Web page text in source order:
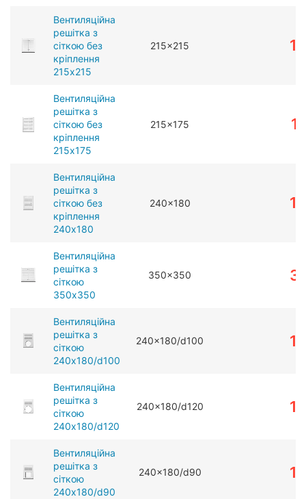
Вентиляційна
решітка з
сіткою без
кріплення
215x215
215x215
Вентиляційна
решітка з
сіткою без
кріплення
215x175
215x175
Вентиляційна
решітка з
сіткою без
кріплення
240x180
240x180
Вентиляційна
решітка з
сіткою
350x350
350x350
Вентиляційна
решітка з
сіткою
240x180/d100
240x180/d100
Вентиляційна
решітка з
сіткою
240x180/d120
240x180/d120
Вентиляційна
решітка з
сіткою
240x180/d90
240x180/d90